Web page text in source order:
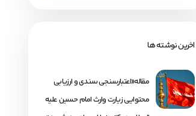
اخرین نوشته ها
مقاله«اعتبارسنجی سندی و ارزیابی
محتوایی زیارت وارث امام حسین علیه